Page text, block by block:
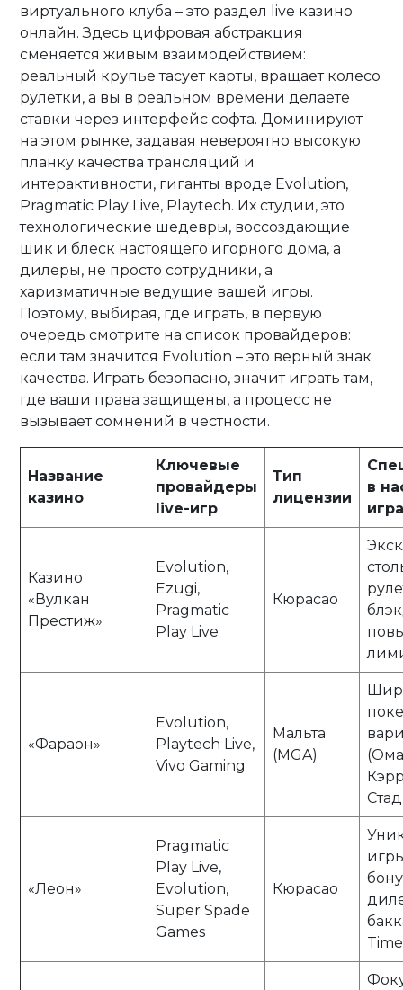
виртуального клуба – это раздел live казино
онлайн. Здесь цифровая абстракция
сменяется живым взаимодействием:
реальный крупье тасует карты, вращает колесо
рулетки, а вы в реальном времени делаете
ставки через интерфейс софта. Доминируют
на этом рынке, задавая невероятно высокую
планку качества трансляций и
интерактивности, гиганты вроде Evolution,
Pragmatic Play Live, Playtech. Их студии, это
технологические шедевры, воссоздающие
шик и блеск настоящего игорного дома, а
дилеры, не просто сотрудники, а
харизматичные ведущие вашей игры.
Поэтому, выбирая, где играть, в первую
очередь смотрите на список провайдеров:
если там значится Evolution – это верный знак
качества. Играть безопасно, значит играть там,
где ваши права защищены, а процесс не
вызывает сомнений в честности.
Название
казино
Ключевые
провайдеры
live-игр
Тип
лицензии
в
Казино
«Вулкан
Престиж»
Evolution,
Ezugi,
Pragmatic
Play Live
Кюрасао
«Фараон»
Evolution,
Playtech Live,
Vivo Gaming
Мальта
(MGA)
«Леон»
Pragmatic
Play Live,
Evolution,
Super Spade
Games
Кюрасао